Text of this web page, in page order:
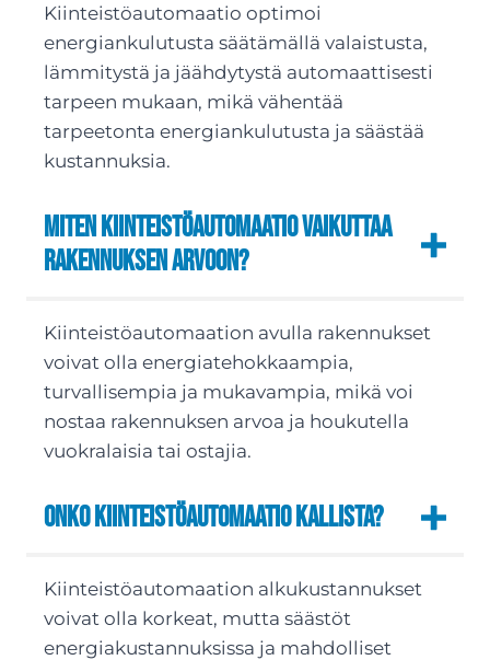
Kiinteistöautomaatio optimoi
energiankulutusta säätämällä valaistusta,
lämmitystä ja jäähdytystä automaattisesti
tarpeen mukaan, mikä vähentää
tarpeetonta energiankulutusta ja säästää
kustannuksia.
Miten kiinteistöautomaatio vaikuttaa
rakennuksen arvoon?
Kiinteistöautomaation avulla rakennukset
voivat olla energiatehokkaampia,
turvallisempia ja mukavampia, mikä voi
nostaa rakennuksen arvoa ja houkutella
vuokralaisia tai ostajia.
Onko kiinteistöautomaatio kallista?
Kiinteistöautomaation alkukustannukset
voivat olla korkeat, mutta säästöt
energiakustannuksissa ja mahdolliset